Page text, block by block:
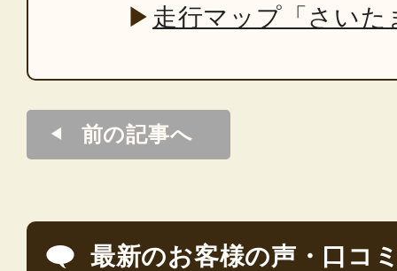
▶ 走行マップ「さいた
前の記事へ
最新のお客様の声・口コ